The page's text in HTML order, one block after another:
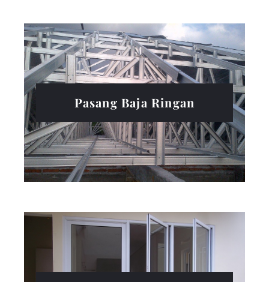
Pasang Baja Ringan